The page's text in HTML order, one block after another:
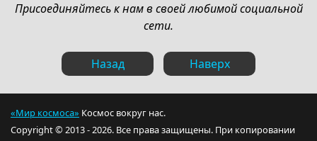
Присоединяйтесь к нам в своей любимой социальной
сети.
Назад Наверх
«Мир космоса» Космос вокруг нас.
Copyright © 2013 - 2026. Все права защищены. При копировании